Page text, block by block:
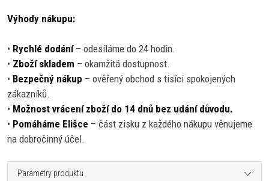
Výhody nákupu:
• Rychlé dodání– odesíláme do 24 hodin.
• Zboží skladem – okamžitá dostupnost.
• Bezpečný nákup – ověřený obchod s tisíci spokojených
zákazníků.
• Možnost vrácení zboží do 14 dnů bez udání důvodu.
• Pomáháme Elišce – část zisku z každého nákupu věnujeme
na dobročinný účel.
Parametry produktu